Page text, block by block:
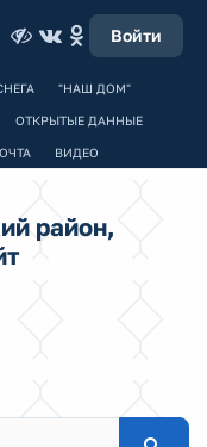
Войти
"НАШ ДОМ"
ОТКРЫТЫЕ ДАННЫЕ
ВИДЕО
район,